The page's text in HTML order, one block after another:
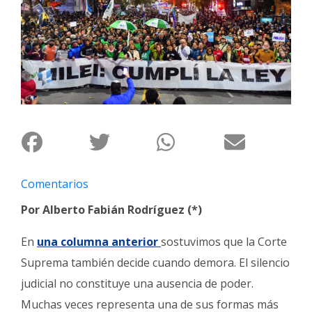
Interés
General
La
Ciudad
Deportes
y
Espectáculos
Policiales
Cartelera
Fotos
Familia
Clasificados
Comentarios
Por Alberto Fabián Rodríguez (*)
En una columna anteriorsostuvimos que la Corte
Suprema también decide cuando demora. El silencio
judicial no constituye una ausencia de poder.
Muchas veces representa una de sus formas más